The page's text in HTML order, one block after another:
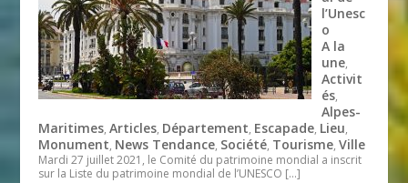
l’Unesc
o
A la
une,
Activit
és,
Alpes-
Maritimes,Articles, Département, Escapade, Lieu,
Monument, News Tendance, Société, Tourisme,Ville
Mardi 27 juillet 2021, le Comité du patrimoine mondial a inscrit
sur la Liste du patrimoine mondial de l’UNESCO […]